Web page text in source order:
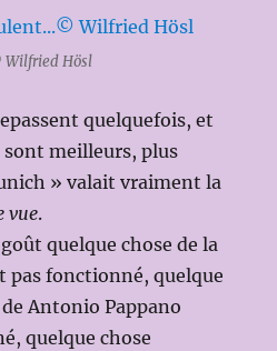
Hösl
quelquefois, et
meilleurs, plus
» valait vraiment la
vue.
quelque chose de la
pas fonctionné, quelque
Antonio Pappano
quelque chose